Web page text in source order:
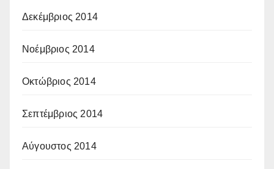
Δεκέμβριος 2014
Νοέμβριος 2014
Οκτώβριος 2014
Σεπτέμβριος 2014
Αύγουστος 2014